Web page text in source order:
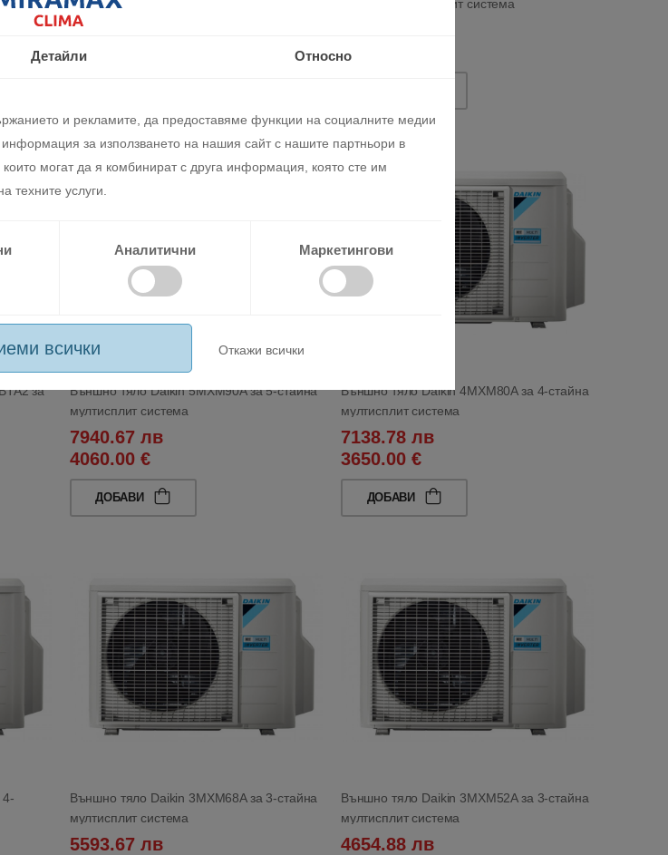
3-стайна мултисплит система
3618.29 лв
1850.00 €
2-стайна мултисплит система
1430.00 €
за
Външно тяло Daikin 5MXM90A за 5-стайна
мултисплит система
7940.67 лв
4060.00 €
ДОБАВИ
Външно тяло Daikin 4MXM80A за 4-стайна
мултисплит система
7138.78 лв
3650.00 €
ДОБАВИ
4-
Външно тяло Daikin 3MXM68A за 3-стайна
мултисплит система
5593.67 лв
Външно тяло Daikin 3MXM52A за 3-стайна
мултисплит система
4654.88 лв
Детайли Относно
и рекламите, да предоставяме функции на социалните медии
за използването на нашия сайт с нашите партньори в
могат да я комбинират с друга информация, която сте им
техните услуги.
Аналитични Маркетингови
всички Откажи всички